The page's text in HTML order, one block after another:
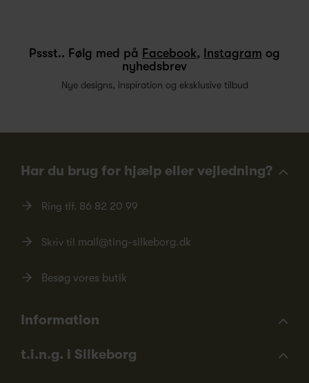
Pssst.. Følg med på Facebook, Instagram og
nyhedsbrev
Nye designs, inspiration og eksklusive tilbud
Har du brug for hjælp eller vejledning?
Ring tlf. 86 82 20 99
Skriv til mail@ting-silkeborg.dk
Besøg vores butik
Information
t.i.n.g. i Silkeborg